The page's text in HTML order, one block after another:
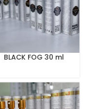
BLACK FOG 30 ml